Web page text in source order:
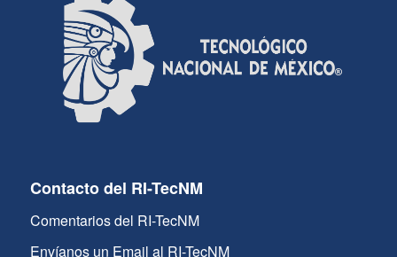
Contacto del RI-TecNM
Comentarios del RI-TecNM
Envíanos un Email al RI-TecNM